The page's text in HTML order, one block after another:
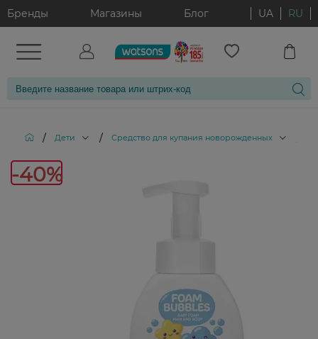
Бренды Магазины Блог UA RU
/ Дети / Cредство для купания новорожденных
-40%